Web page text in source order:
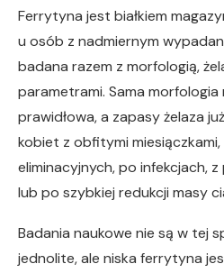
Ferrytyna jest białkiem
u osób z nadmiernym
badana razem z morfologią,
parametrami. Sama morfologia
prawidłowa, a zapasy żelaza
kobiet z obfitymi
eliminacyjnych, po infekcjach,
lub po szybkiej redukcji masy
Badania naukowe nie są w tej
jednolite, ale niska ferrytyna